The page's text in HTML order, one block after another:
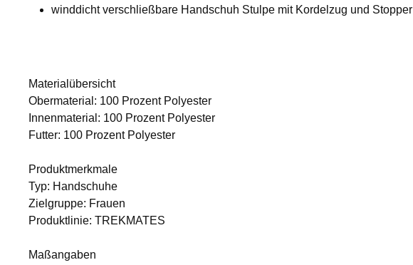
winddicht verschließbare Handschuh Stulpe mit Kordelzug und Stopper
Materialübersicht
Obermaterial: 100 Prozent Polyester
Innenmaterial: 100 Prozent Polyester
Futter: 100 Prozent Polyester
Produktmerkmale
Typ: Handschuhe
Zielgruppe: Frauen
Produktlinie: TREKMATES
Maßangaben